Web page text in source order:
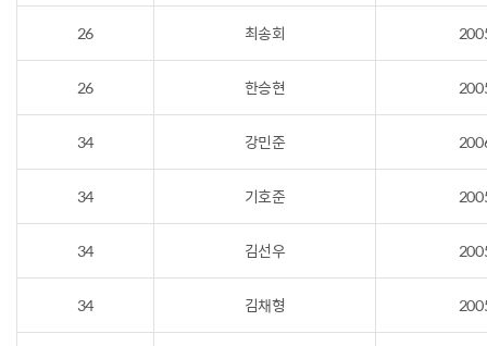
26 최송회
26 한승현
34 강민준
34 기호준
34 김선우
34 김채형